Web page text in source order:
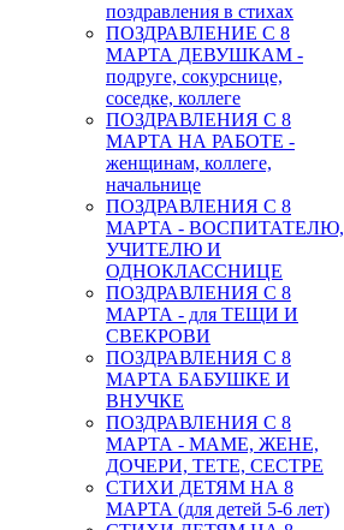
поздравления в стихах
ПОЗДРАВЛЕНИЕ С 8
МАРТА ДЕВУШКАМ -
подруге, сокурснице,
соседке, коллеге
ПОЗДРАВЛЕНИЯ С 8
МАРТА НА РАБОТЕ -
женщинам, коллеге,
начальнице
ПОЗДРАВЛЕНИЯ С 8
МАРТА - ВОСПИТАТЕЛЮ,
УЧИТЕЛЮ И
ОДНОКЛАССНИЦЕ
ПОЗДРАВЛЕНИЯ С 8
МАРТА - для ТЕЩИ И
СВЕКРОВИ
ПОЗДРАВЛЕНИЯ С 8
МАРТА БАБУШКЕ И
ВНУЧКЕ
ПОЗДРАВЛЕНИЯ С 8
МАРТА - МАМЕ, ЖЕНЕ,
ДОЧЕРИ, ТЕТЕ, СЕСТРЕ
СТИХИ ДЕТЯМ НА 8
МАРТА (для детей 5-6 лет)